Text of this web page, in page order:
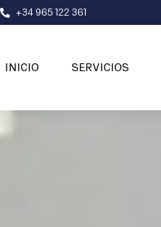
+34 965 122 361
INICIO SERVICIOS